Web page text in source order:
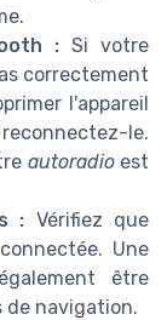
: Si votre
correctement
l'appareil
reconnectez-le.
autoradioest
: Vérifiez que
Une
être
de navigation.